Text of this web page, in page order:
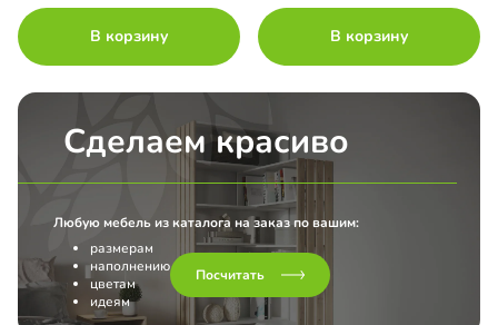
В корзину В корзину
Сделаем красиво
Любую мебель из каталога на заказ по вашим:
размерам
наполнению
цветам
идеям
Посчитать